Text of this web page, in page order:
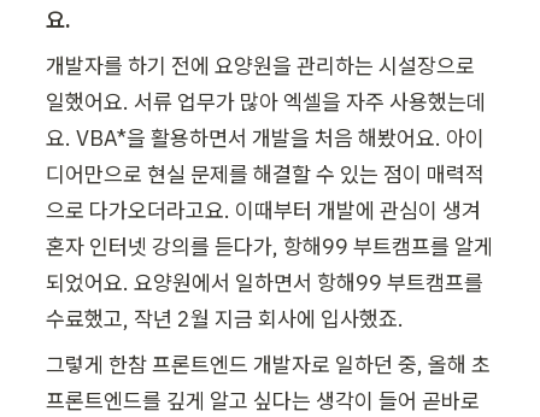
요.
개발자를 하기 전에 요양원을 관리하는 시설장으로
일했어요. 서류 업무가 많아 엑셀을 자주 사용했는데
요. VBA*을 활용하면서 개발을 처음 해봤어요. 아이
디어만으로 현실 문제를 해결할 수 있는 점이 매력적
으로 다가오더라고요. 이때부터 개발에 관심이 생겨
혼자 인터넷 강의를 듣다가, 항해99 부트캠프를 알게
되었어요. 요양원에서 일하면서 항해99 부트캠프를
수료했고, 작년 2월 지금 회사에 입사했죠.
그렇게 한참 프론트엔드 개발자로 일하던 중, 올해 초
프론트엔드를 깊게 알고 싶다는 생각이 들어 곧바로